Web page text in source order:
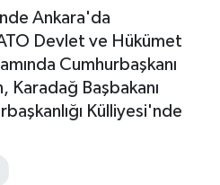
Ankara'da
Devlet ve Hükümet
Cumhurbaşkanı
Karadağ Başbakanı
Külliyesi'nde